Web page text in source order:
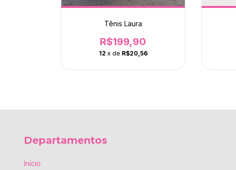
Tênis Laura
R$199,90
12 x de R$20,56
Departamentos
Início